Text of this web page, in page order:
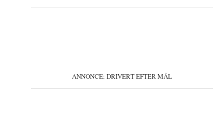
ANNONCE: DRIVERT EFTER MÅL